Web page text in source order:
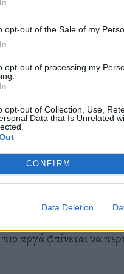
opt-out of the Sale of my
opt-out of processing my
opt-out of Collection, Use,
Data that Is Unrelated
CONFIRM
Data Deletion
χρόνου, έτσι
ο χρόνος φαίνεται να
να επιβραδύνεται
παράγοντα:τη
των πληροφοριών
το
αργά φαίνεται να